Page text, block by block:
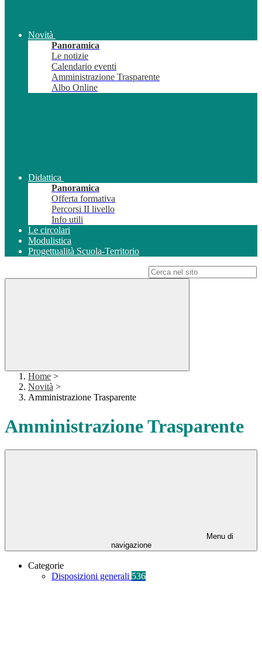
Novità
Panoramica
Le notizie
Calendario eventi
Amministrazione Trasparente
Albo Online
Didattica
Panoramica
Offerta formativa
Percorsi II livello
Info utili
Le circolari
Modulistica
Progettualità Scuola-Territorio
Home >
Novità >
Amministrazione Trasparente
Amministrazione Trasparente
Menu di
navigazione
Categorie
Disposizioni generali 536